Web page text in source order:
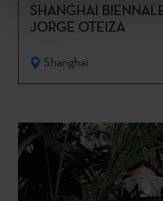
SHANGHAI
JORGE OTEIZA
Shanghai